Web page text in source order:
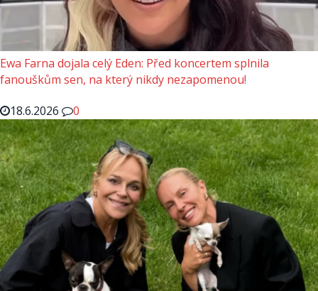
Ewa Farna dojala celý Eden: Před koncertem splnila
fanouškům sen, na který nikdy nezapomenou!
18.6.2026
0